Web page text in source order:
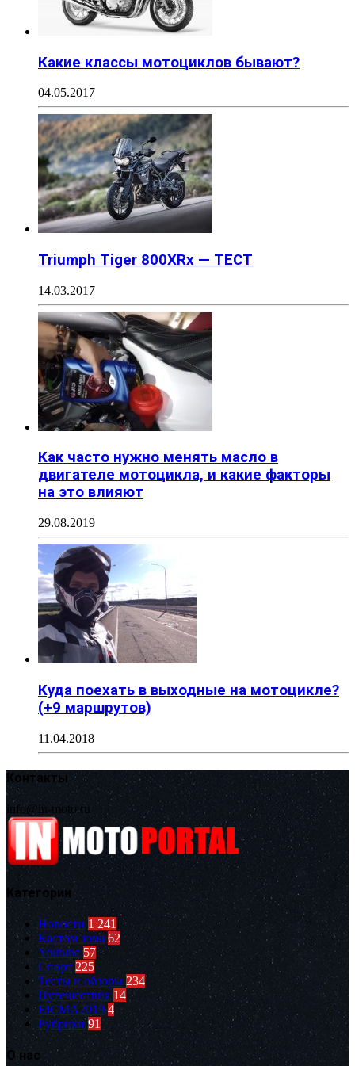
Какие классы мотоциклов бывают?
04.05.2017
Triumph Tiger 800XRx — ТЕСТ
14.03.2017
Как часто нужно менять масло в
двигателе мотоцикла, и какие факторы
на это влияют
29.08.2019
Куда поехать в выходные на мотоцикле?
(+9 маршрутов)
11.04.2018
Контакты
info@in-moto.ru
Категории
Новости 1 241
Кастом зона 62
Youtube 57
Спорт 225
Тесты и обзоры 234
Путешествия 14
EICMA2019 4
Рубрики 91
О нас